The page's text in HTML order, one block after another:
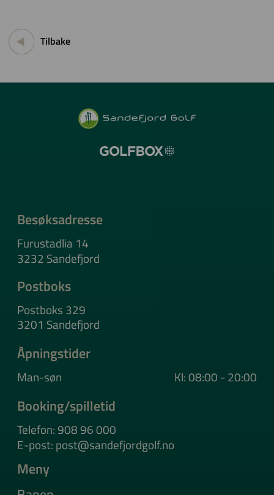
Tilbake
Besøksadresse
Furustadlia 14
3232 Sandefjord
Postboks
Postboks 329
3201 Sandefjord
Åpningstider
Man-søn Kl: 08:00 - 20:00
Booking/spilletid
Telefon: 908 96 000
E-post: post@sandefjordgolf.no
Meny